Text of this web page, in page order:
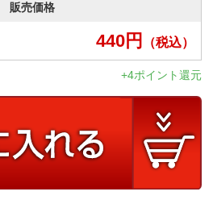
販売価格
440円 （税込）
+4ポイント還元